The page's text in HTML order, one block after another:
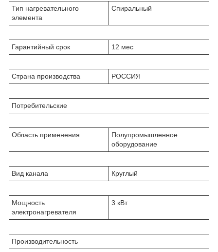
Тип нагревательного
элемента
Спиральный
Гарантийный срок 12 мес
Страна производства РОССИЯ
Потребительские
Область применения
Полупромышленное
оборудование
Вид канала Круглый
Мощность
электронагревателя
3 кВт
Производительность